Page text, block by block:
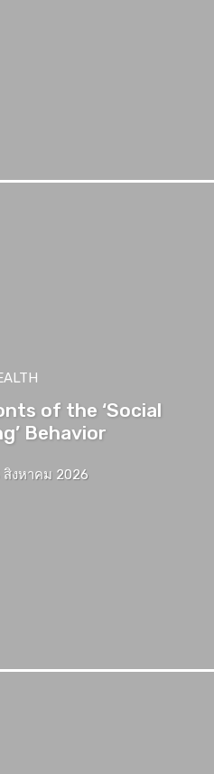
of the ‘Social
Behavior
สิงหาคม 2026